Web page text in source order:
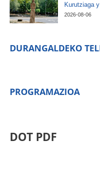
Kurutziaga
2026-08-06
DURANGALDEKO
PROGRAMAZIOA
DOT PDF